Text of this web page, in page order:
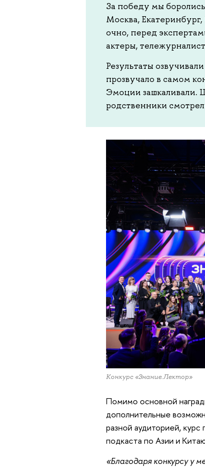
За победу мы
Москва,
очно, перед
актеры,
Результаты
прозвучало в самом
Эмоции зашкаливали.
родственники
Конкурс «Знание.Лектор»
Помимо основной
дополнительные
разной аудиторией,
подкаста по Азии и
«Благодаря конкурсу у